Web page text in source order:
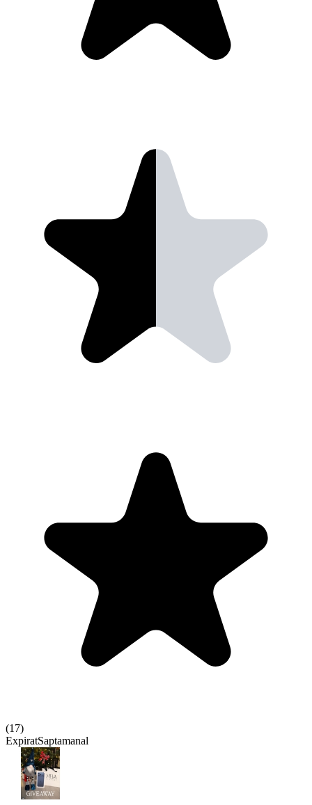
(17)
ExpiratSaptamanal